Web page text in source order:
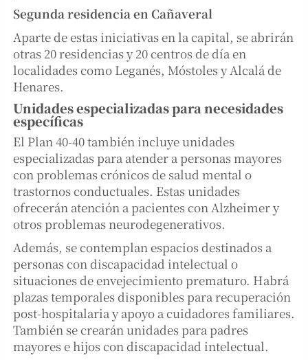
Segunda residencia en Cañaveral
Aparte de estas iniciativas en la capital, se abrirán
otras 20 residencias y 20 centros de día en
localidades como Leganés, Móstoles y Alcalá de
Henares.
Unidades especializadas para necesidades
específicas
El Plan 40-40 también incluye unidades
especializadas para atender a personas mayores
con problemas crónicos de salud mental o
trastornos conductuales. Estas unidades
ofrecerán atención a pacientes con Alzheimer y
otros problemas neurodegenerativos.
Además, se contemplan espacios destinados a
personas con discapacidad intelectual o
situaciones de envejecimiento prematuro. Habrá
plazas temporales disponibles para recuperación
post-hospitalaria y apoyo a cuidadores familiares.
También se crearán unidades para padres
mayores e hijos con discapacidad intelectual.